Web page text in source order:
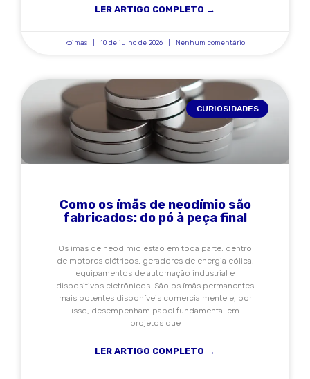
LER ARTIGO COMPLETO →
koimas 10 de julho de 2026 Nenhum comentário
CURIOSIDADES
Como os ímãs de neodímio são
fabricados: do pó à peça final
Os ímãs de neodímio estão em toda parte: dentro
de motores elétricos, geradores de energia eólica,
equipamentos de automação industrial e
dispositivos eletrônicos. São os ímãs permanentes
mais potentes disponíveis comercialmente e, por
isso, desempenham papel fundamental em
projetos que
LER ARTIGO COMPLETO →